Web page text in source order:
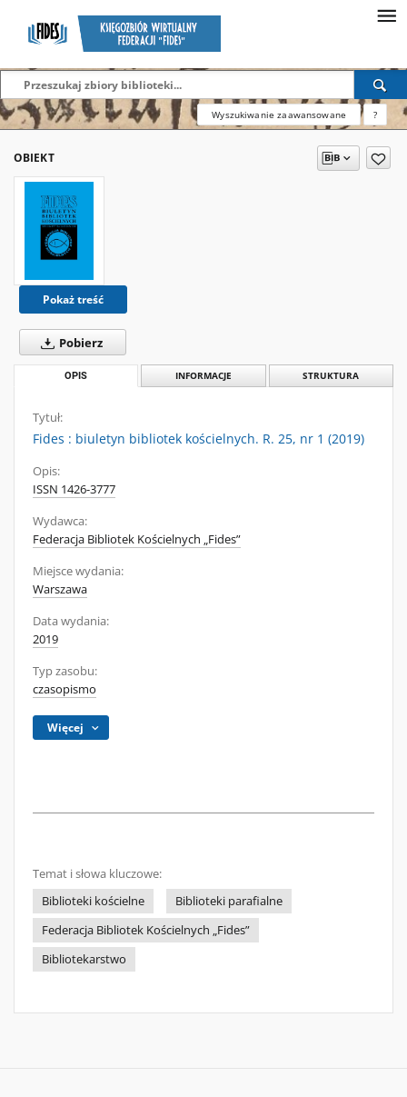
Wyszukiwanie zaawansowane ?
OBIEKT
Pokaż treść
Pobierz
OPIS INFORMACJE STRUKTURA
Tytuł:
Fides : biuletyn bibliotek kościelnych. R. 25, nr 1 (2019)
Opis:
ISSN 1426-3777
Wydawca:
Federacja Bibliotek Kościelnych „Fides”
Miejsce wydania:
Warszawa
Data wydania:
2019
Typ zasobu:
czasopismo
Więcej
Temat i słowa kluczowe:
Biblioteki kościelne
Biblioteki parafialne
Federacja Bibliotek Kościelnych „Fides”
Bibliotekarstwo